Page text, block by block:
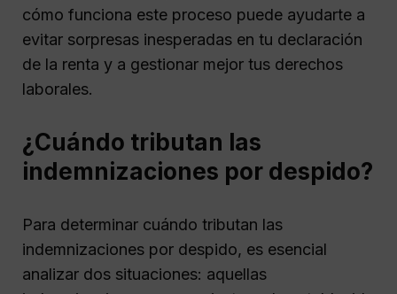
cómo funciona este proceso puede ayudarte a
evitar sorpresas inesperadas en tu declaración
de la renta y a gestionar mejor tus derechos
laborales.
¿Cuándo tributan las
indemnizaciones por despido?
Para determinar cuándo tributan las
indemnizaciones por despido, es esencial
analizar dos situaciones: aquellas